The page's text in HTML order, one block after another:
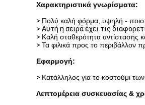
Χαρακτηριστικά γνωρίσματα:
> Πολύ καλή φόρμα, υψηλή -
> Αυτή η σειρά έχει τις
> Καλή σταθερότητα αντίστασης
> Τα φιλικά προς το περιβάλλον
Εφαρμογή:
> Κατάλληλος για το κοστούμι
Λεπτομέρεια συσκευασίας &